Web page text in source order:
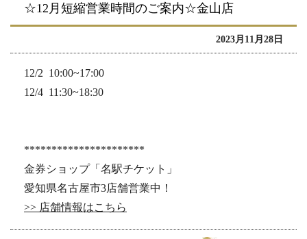
☆12月短縮営業時間のご案内‪☆金山店
2023月11月28日
12/2 10:00~17:00
12/4 11:30~18:30
**********************
金券ショップ「名駅チケット」
愛知県名古屋市3店舗営業中！
>> 店舗情報はこちら